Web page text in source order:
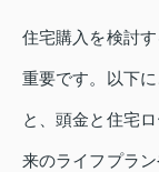
住宅購入を検討
重要です。以下
と、頭金と住宅
来のライフプラ